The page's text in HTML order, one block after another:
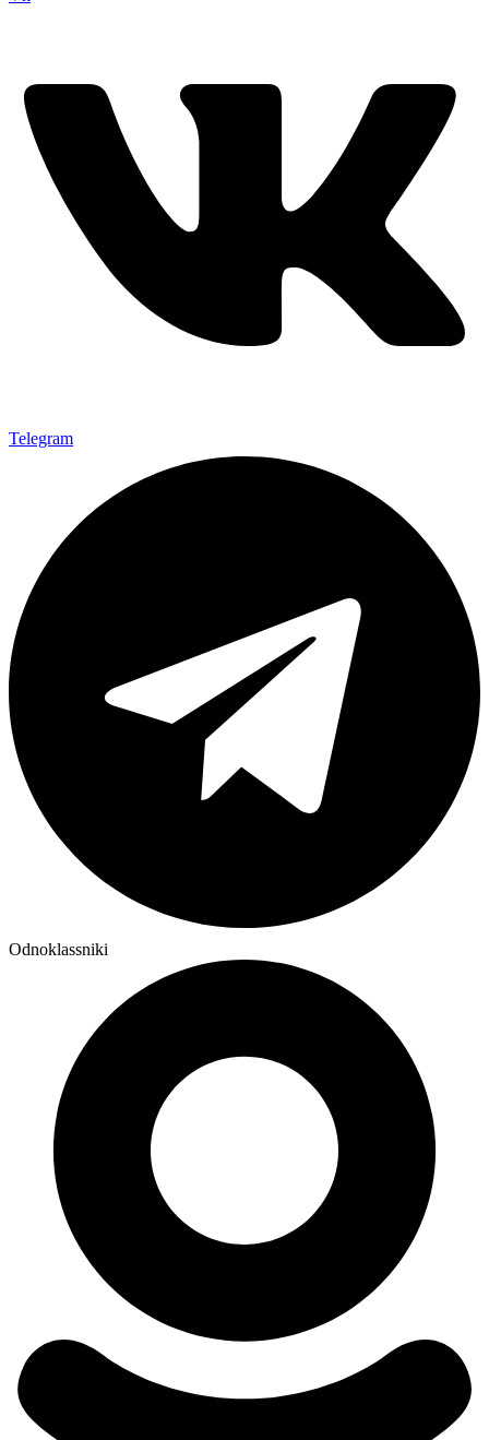
Telegram
Odnoklassniki